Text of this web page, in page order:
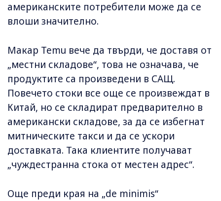
американските потребители може да се
влоши значително.
Макар Temu вече да твърди, че доставя от
„местни складове“, това не означава, че
продуктите са произведени в САЩ.
Повечето стоки все още се произвеждат в
Китай, но се складират предварително в
американски складове, за да се избегнат
митническите такси и да се ускори
доставката. Така клиентите получават
„чуждестранна стока от местен адрес“.
Още преди края на „de minimis“